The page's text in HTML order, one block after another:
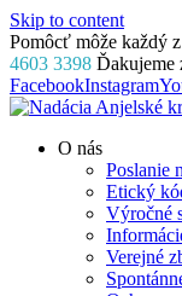
Skip to content
Pomôcť môže každý
4603 3398 Ďakujeme
FacebookInstagram
O nás
Poslanie
Etický
Výročné
Verejné